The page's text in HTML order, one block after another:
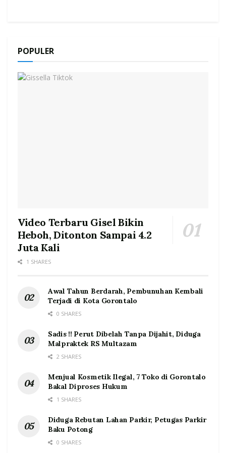
POPULER
Video Terbaru Gisel Bikin
Heboh, Ditonton Sampai 4.2
Juta Kali
1 SHARES
Awal Tahun Berdarah, Pembunuhan Kembali
Terjadi di Kota Gorontalo
0 SHARES
Sadis !! Perut Dibelah Tanpa Dijahit, Diduga
Malpraktek RS Multazam
2 SHARES
Menjual Kosmetik Ilegal, 7 Toko di Gorontalo
Bakal Diproses Hukum
1 SHARES
Diduga Rebutan Lahan Parkir, Petugas Parkir
Baku Potong
0 SHARES